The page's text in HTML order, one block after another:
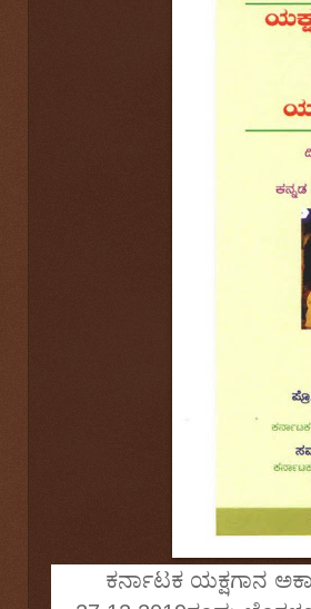
ಕರ್ನಾಟಕ ಯಕ್ಷಗಾನ